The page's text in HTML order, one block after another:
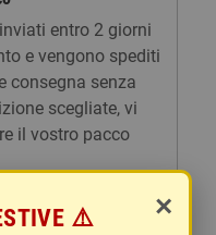
entro 2 giorni
e vengono spediti
consegna senza
scegliate, vi
il vostro pacco
postali. I costi
×
⚠️